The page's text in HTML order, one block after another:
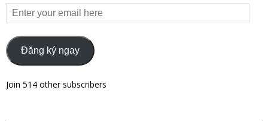
Enter
your
hereĐăng ký ngay
Join 514 other subscribers